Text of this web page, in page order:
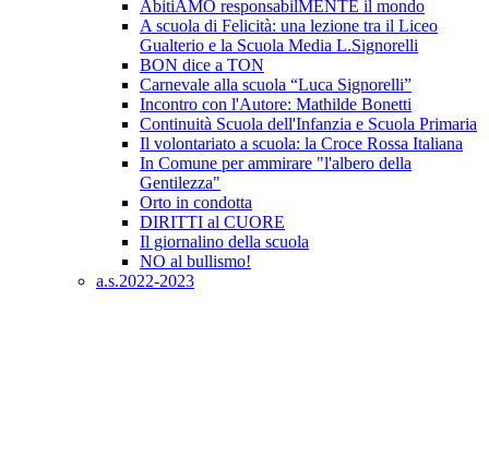
AbitiAMO responsabilMENTE il mondo
A scuola di Felicità: una lezione tra il Liceo
Gualterio e la Scuola Media L.Signorelli
BON dice a TON
Carnevale alla scuola “Luca Signorelli”
Incontro con l'Autore: Mathilde Bonetti
Continuità Scuola dell'Infanzia e Scuola Primaria
Il volontariato a scuola: la Croce Rossa Italiana
In Comune per ammirare "l'albero della
Gentilezza"
Orto in condotta
DIRITTI al CUORE
Il giornalino della scuola
NO al bullismo!
a.s.2022-2023